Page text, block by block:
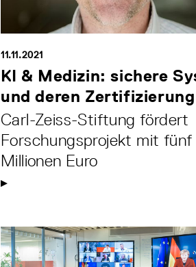
11.11.2021
KI & Medizin: sichere
und deren Zertifizierung
Carl-Zeiss-Stiftung fördert
Forschungsprojekt mit fünf
Millionen Euro